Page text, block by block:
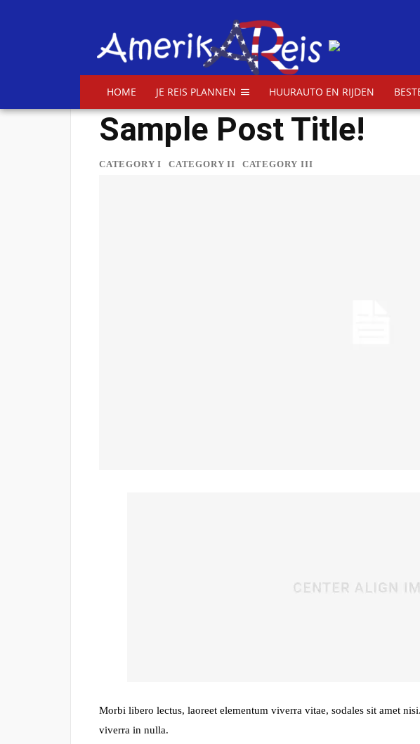
HOME JE REIS PLANNEN HUURAUTO EN RIJDEN
Sample Post Title!
CATEGORY I CATEGORY II CATEGORY III
Morbi libero lectus, laoreet elementum viverra vitae, sodales sit amet
viverra in nulla.